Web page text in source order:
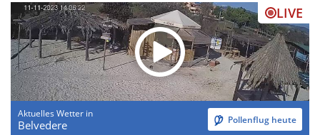
LIVE
Aktuelles Wetter in
Belvedere Pollenflug heute